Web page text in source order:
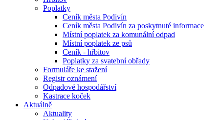
Poplatky
Ceník města Podivín
Ceník města Podivín za poskytnuté informace
Místní poplatek za komunální odpad
Místní poplatek ze psů
Ceník - hřbitov
Poplatky za svatební obřady
Formuláře ke stažení
Registr oznámení
Odpadové hospodářství
Kastrace koček
Aktuálně
Aktuality